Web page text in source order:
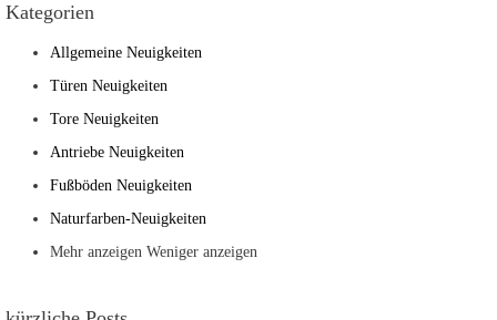
Kategorien
Allgemeine Neuigkeiten
Türen Neuigkeiten
Tore Neuigkeiten
Antriebe Neuigkeiten
Fußböden Neuigkeiten
Naturfarben-Neuigkeiten
Mehr anzeigen Weniger anzeigen